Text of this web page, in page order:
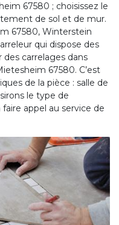
67580 ; choisissez le
de sol et de mur.
67580, Winterstein
qui dispose des
des carrelages dans
67580. C’est
de la pièce : salle de
le type de
faire appel au service de